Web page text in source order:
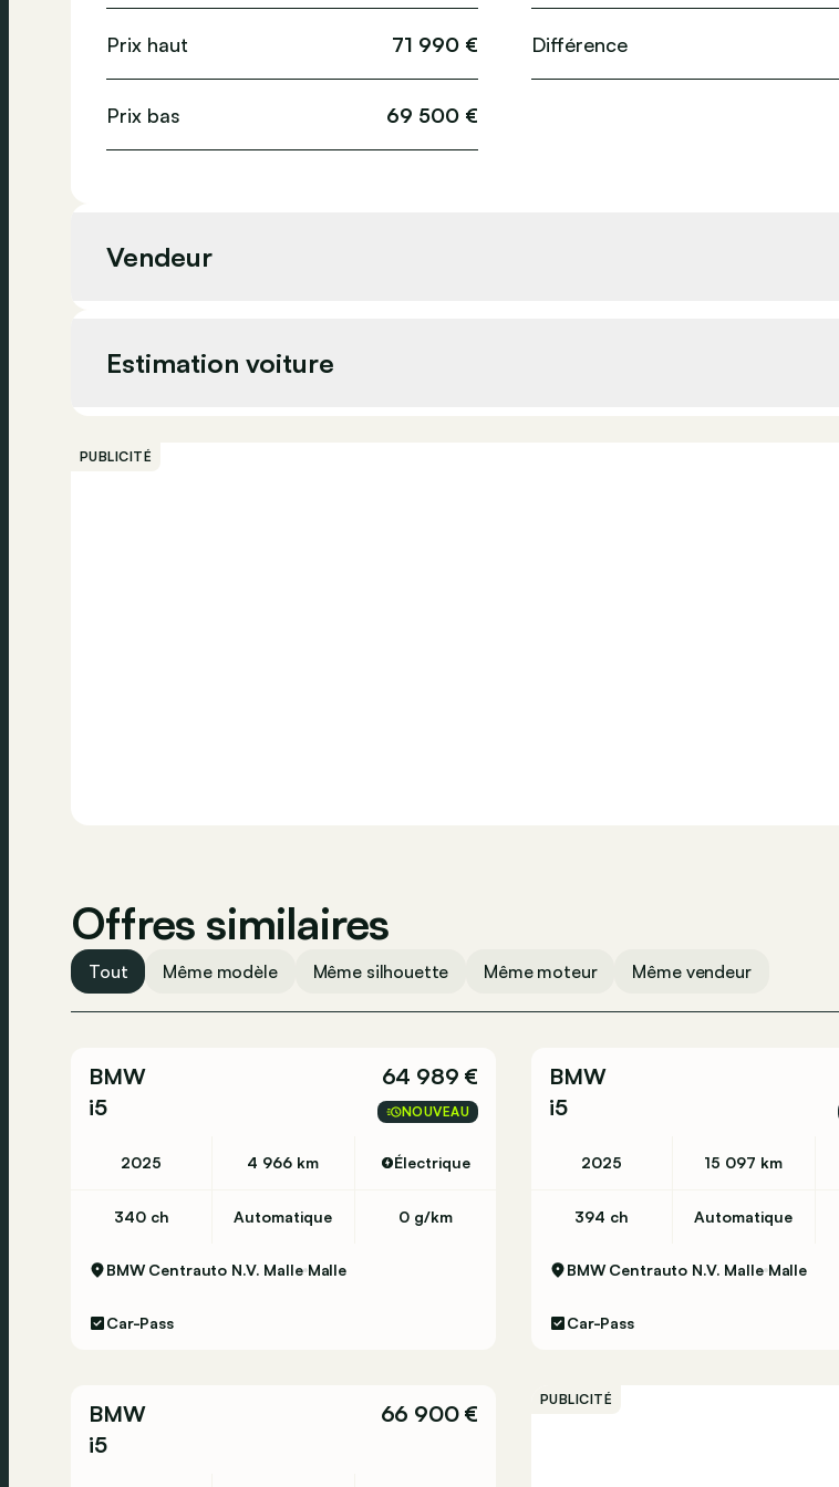
Phares jour
Information traffic
Système de navigation
ESP
ABS
Airbag arrière
Prix haut 71 990 €
Prix bas 69 500 €
Différence
Vendeur
Estimation voiture
PUBLICITÉ
Offres similaires
Tout Même modèle Même silhouette Même moteur Même vendeur
BMW
i5
64 989 €
NOUVEAU
2025 4 966 km Électrique
340 ch Automatique 0 g/km
BMW Centrauto N.V. Malle Malle
Car-Pass
BMW
i5
2025 15 097 km
394 ch Automatique
BMW Centrauto N.V. Malle Malle
Car-Pass
BMW
i5
66 900 €
PUBLICITÉ